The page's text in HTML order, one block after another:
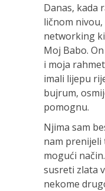
Danas, kada
ličnom
networking
Moj Babo.
i moja
imali lijepu
bujrum,
pomognu.
Njima sam
nam prenijeli
mogući
susreti zlata
nekome